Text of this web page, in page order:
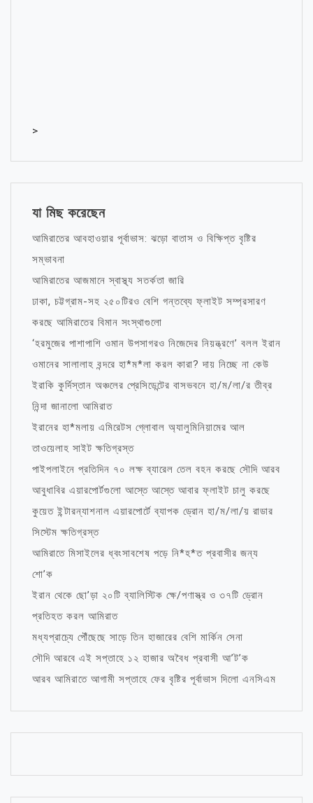
>
যা মিছ করেছেন
আমিরাতের আবহাওয়ার পূর্বাভাস: ঝড়ো বাতাস ও বিক্ষিপ্ত বৃষ্টির
সম্ভাবনা
আমিরাতের আজমানে স্বাস্থ্য সতর্কতা জারি
ঢাকা, চট্টগ্রাম-সহ ২৫০টিরও বেশি গন্তব্যে ফ্লাইট সম্প্রসারণ
করছে আমিরাতের বিমান সংস্থাগুলো
‘হরমুজের পাশাপাশি ওমান উপসাগরও নিজেদের নিয়ন্ত্রণে’ বলল ইরান
ওমানের সালালাহ বন্দরে হা*ম*লা করল কারা? দায় নিচ্ছে না কেউ
ইরাকি কুর্দিস্তান অঞ্চলের প্রেসিডেন্টের বাসভবনে হা/ম/লা/র তীব্র
নিন্দা জানালো আমিরাত
ইরানের হা*মলায় এমিরেটস গ্লোবাল অ্যালুমিনিয়ামের আল
তাওয়েলাহ সাইট ক্ষতিগ্রস্ত
পাইপলাইনে প্রতিদিন ৭০ লক্ষ ব্যারেল তেল বহন করছে সৌদি আরব
আবুধাবির এয়ারপোর্টগুলো আস্তে আস্তে আবার ফ্লাইট চালু করছে
কুয়েত ইন্টারন্যাশনাল এয়ারপোর্টে ব্যাপক ড্রোন হা/ম/লা/য় রাডার
সিস্টেম ক্ষতিগ্রস্ত
আমিরাতে মিসাইলের ধ্বংসাবশেষ পড়ে নি*হ*ত প্রবাসীর জন্য
শো’ক
ইরান থেকে ছো’ড়া ২০টি ব্যালিস্টিক ক্ষে/পণাস্ত্র ও ৩৭টি ড্রোন
প্রতিহত করল আমিরাত
মধ্যপ্রাচ্যে পৌঁছেছে সাড়ে তিন হাজারের বেশি মার্কিন সেনা
সৌদি আরবে এই সপ্তাহে ১২ হাজার অবৈধ প্রবাসী আ’ট’ক
আরব আমিরাতে আগামী সপ্তাহে ফের বৃষ্টির পূর্বাভাস দিলো এনসিএম